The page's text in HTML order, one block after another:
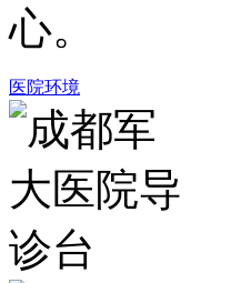
心。
医院环境